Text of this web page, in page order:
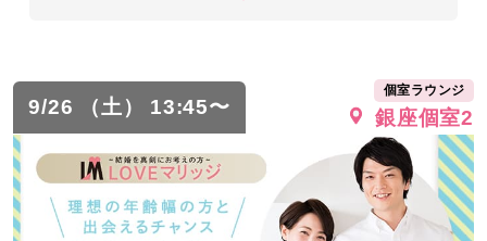
9/26 （土） 13:45〜
個室ラウンジ
銀座個室2